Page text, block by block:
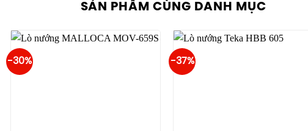
SẢN PHẨM CÙNG DANH MỤC
-30% -37%